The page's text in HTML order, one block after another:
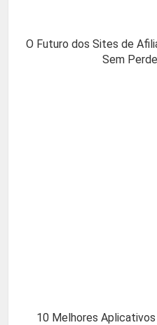
O Futuro dos Sites de
Sem
10 Melhores